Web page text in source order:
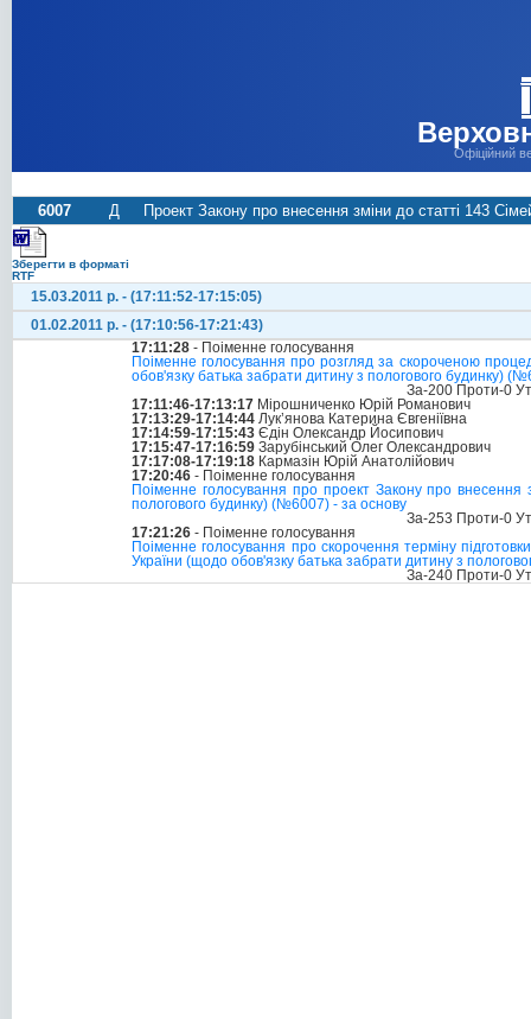
Офіційний
6007 Д Проект Закону про внесення зміни до статті 143
Зберегти в форматі
RTF
15.03.2011 р. - (17:11:52-17:15:05)
01.02.2011 р. - (17:10:56-17:21:43)
17:11:28 - Поіменне голосування
Поіменне голосування про розгляд за скороченою
обов'язку батька забрати дитину з пологового будинку)
За-200 Проти-0
17:11:46-17:13:17 Мірошниченко Юрій Романович
17:13:29-17:14:44 Лук’янова Катерина Євгеніївна
17:14:59-17:15:43 Єдін Олександр Йосипович
17:15:47-17:16:59 Зарубінський Олег Олександрович
17:17:08-17:19:18 Кармазін Юрій Анатолійович
17:20:46 - Поіменне голосування
Поіменне голосування про проект Закону про внесення
пологового будинку) (№6007) - за основу
За-253 Проти-0
17:21:26 - Поіменне голосування
Поіменне голосування про скорочення терміну
України (щодо обов'язку батька забрати дитину з
За-240 Проти-0